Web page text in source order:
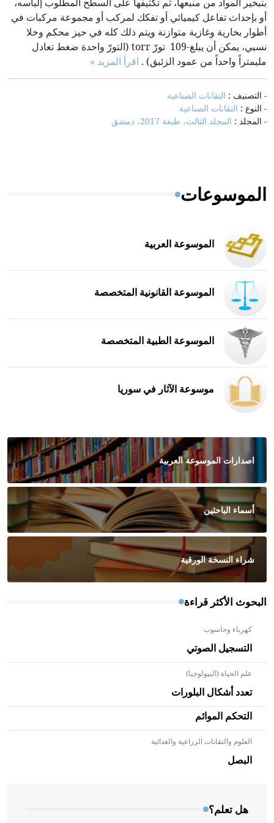
أو بإحداث تفاعل كيميائي أو تفكك لمركب أو مجموعة مركبات في
أطوار بخارية وغازية متوازنة ويتم ذلك كله في حيز محكم وخلا
نسبي، يمكن أن يبلغ-109 تورّ torr (التورّ واحدة ضغط تعادل
مليمتراً واحداً من عمود الزئبق) . اقرأ المزيد »
- التصنيف : التقانات الصناعية
- النوع : التقانات الصناعية
- المجلد : المجلد الثالث، طبعة 2017، دمشق
الموسوعات
الموسوعة العربية
الموسوعة القانونية المتخصصة
الموسوعة الطبية المتخصصة
موسوعة الآثار في سوريا
اصدارات الموسوعة العربية
أسماء الباحثين
شراء النسخة الورقية
البحوث الأكثر قراءة
كهرباء وحاسوب
التسجيل الصوتي
علم الحياة (البيولوجيا)
تعدد أشكال البلورات
التحكم الموائم
العلوم والتقانات الزراعية والغذائية
البصل
هل تعلم؟
- هل تعلم أن الأبلق نوع من الفنون الهندسية التي ارتبطت
بالعمارة الإسلامية في بلاد الشام ومصر خاصة، حيث يحرص
المعمار على بناء مداميكه وخاصة في الواجهات